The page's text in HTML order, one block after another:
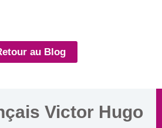
au Blog
Victor Hugo